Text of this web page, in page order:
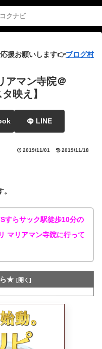
クナビ
援お願いします👉ブログ村
アマン寺院＠
映え】
LINE
2019/11/01 2019/11/18
すらサック駅徒歩10分の
マリアマン寺院に行って
★